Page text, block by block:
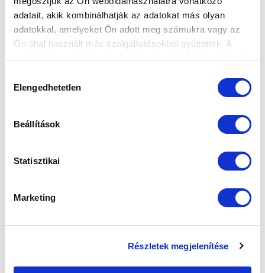
adatait, akik kombinálhatják az adatokat más olyan
adatokkal, amelyeket Ön adott meg számukra vagy az
Ön által használt más szolgáltatásokból gyűjtöttek. A
weboldalon való böngészés folytatásával Ön hozzájárul a
kiválasztása
Elengedhetetlen
Beállítások
Statisztikai
Marketing
Részletek megjelenítése
(U19) DÖNTETLEN A RANGADÓN
(GALÉRIA)
2019-03-05 13:11:32
ellen.